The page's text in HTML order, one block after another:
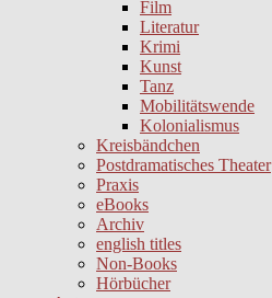
Film
Literatur
Krimi
Kunst
Tanz
Mobilitätswende
Kolonialismus
Kreisbändchen
Postdramatisches Theater
Praxis
eBooks
Archiv
english titles
Non-Books
Hörbücher